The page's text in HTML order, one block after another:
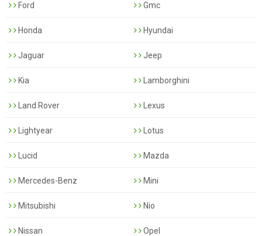
Ford Gmc
Honda Hyundai
Jaguar Jeep
Kia Lamborghini
Land Rover Lexus
Lightyear Lotus
Lucid Mazda
Mercedes-Benz Mini
Mitsubishi Nio
Nissan Opel